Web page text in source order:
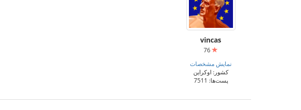
vincas
نمایش مشخصات
کشور: اوکراین
پست‌ها: 7511